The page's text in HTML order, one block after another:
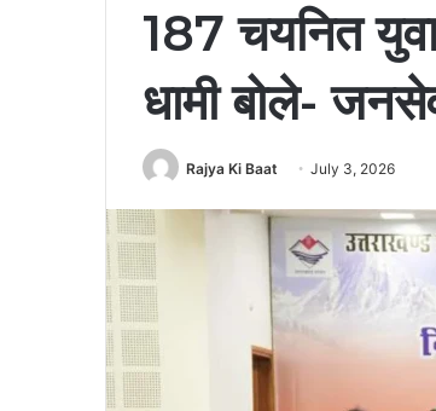
187 चयनित
धामी बोले-
Rajya Ki Baat July 3, 2026